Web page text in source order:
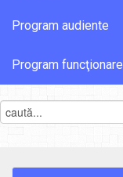
Program audiente
Program funcţionare